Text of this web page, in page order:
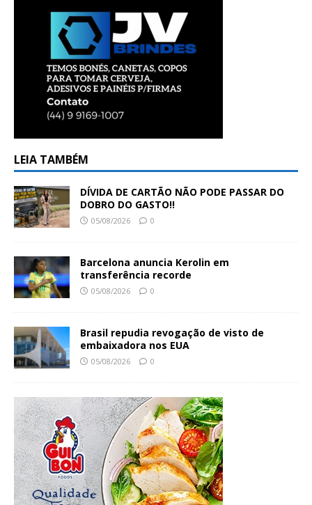
LEIA TAMBÉM
DÍVIDA DE CARTÃO NÃO PODE PASSAR DO
DOBRO DO GASTO!!
05/08/2026 0
Barcelona anuncia Kerolin em
transferência recorde
05/08/2026 0
Brasil repudia revogação de visto de
embaixadora nos EUA
05/08/2026 0